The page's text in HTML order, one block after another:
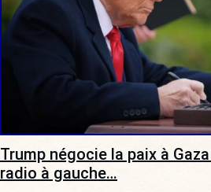
Trump négocie la paix à
radio à gauche…